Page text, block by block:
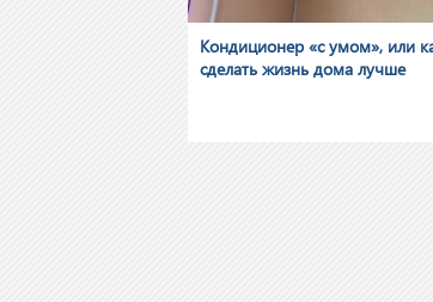
Кондиционер «с умом», или
сделать жизнь дома лучше